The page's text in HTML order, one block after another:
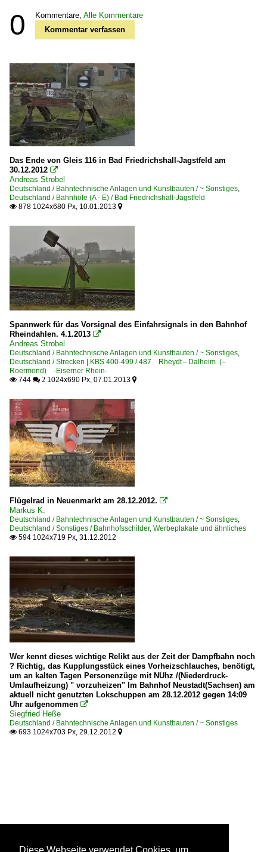
0 Kommentare, Alle Kommentare
Kommentar verfassen
Das Ende von Gleis 116 in Bad Friedrichshall-Jagstfeld am
30.12.2012 
Andreas Strobel
Deutschland / Bahntechnische Anlagen und Kunstbauten / ~ Sonstiges,
Deutschland / Bahnhöfe (A - E) / Bad Friedrichshall-Jagstfeld
 878 1024x680 Px, 10.01.2013 
Spannwerk für das Vorsignal des Einfahrsignals in den Bahnhof
Rheindahlen. 4.1.2013 
Andreas Strobel
Deutschland / Bahntechnische Anlagen und Kunstbauten / ~ Sonstiges,
Deutschland / Strecken | KBS 400-499 / 487 Rheydt – Dalheim (–
Roermond) ·Eiserner Rhein·
 744  2 1024x690 Px, 07.01.2013 
Flügelrad in Neuenmarkt am 28.12.2012. 
Markus K.
Deutschland / Bahntechnische Anlagen und Kunstbauten / ~ Sonstiges,
Deutschland / Sonstiges / Bahnhofsschilder, Werbeplakate und ähnliches
 594 1024x719 Px, 31.12.2012
Wer kennt dieses wichtige Relikt aus der Zeit der Dampfbahn noch
? Richtig, das Kupplungsstück eines Vorheizschlauches, benötigt,
um an kalten Tagen Personenzüge mit NUhz /(Niederdruck-
Umlaufheizung) " vorzuheizen" Im Bahnhof Neustadt(Sachsen) am
aktuell nicht genutzten Lokschuppen am 28.12.2012 gegen 14:09
Uhr aufgenommen 
Siegfried Heße
Deutschland / Bahntechnische Anlagen und Kunstbauten / ~ Sonstiges
 693 1024x703 Px, 29.12.2012 